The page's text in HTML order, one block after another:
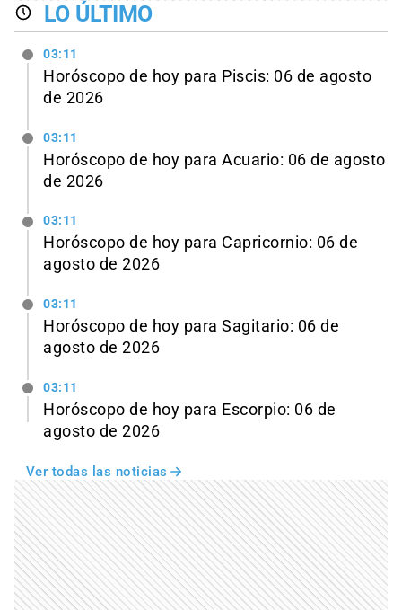
LO ÚLTIMO
03:11
Horóscopo de hoy para Piscis: 06 de agosto
de 2026
03:11
Horóscopo de hoy para Acuario: 06 de agosto
de 2026
03:11
Horóscopo de hoy para Capricornio: 06 de
agosto de 2026
03:11
Horóscopo de hoy para Sagitario: 06 de
agosto de 2026
03:11
Horóscopo de hoy para Escorpio: 06 de
agosto de 2026
Ver todas las noticias